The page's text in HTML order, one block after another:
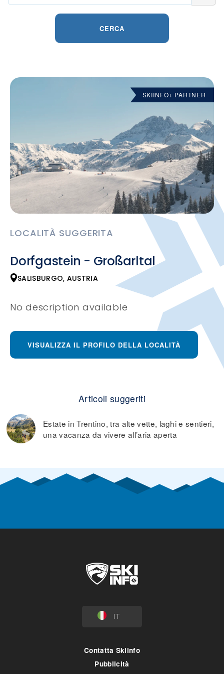
CERCA
SKIINFO+ PARTNER
LOCALITÀ SUGGERITA
Dorfgastein - Großarltal
SALISBURGO, AUSTRIA
No description available
VISUALIZZA IL PROFILO DELLA LOCALITÀ
Articoli suggeriti
Estate in Trentino, tra alte vette, laghi e sentieri,
una vacanza da vivere all’aria aperta
IT
Contatta Skiinfo
Pubblicità